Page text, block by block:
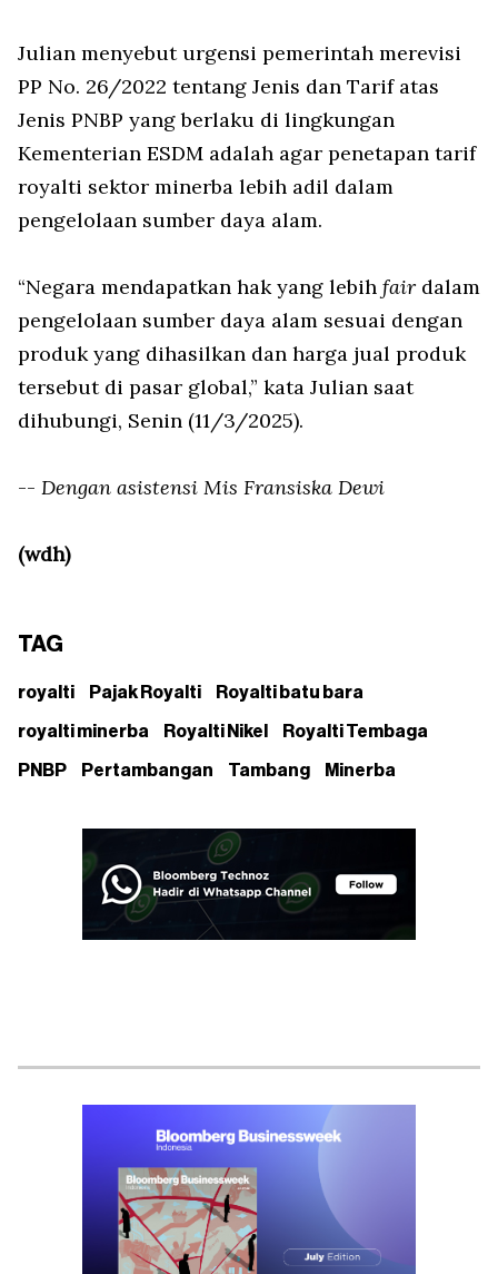
Julian menyebut urgensi pemerintah merevisi
PP No. 26/2022 tentang Jenis dan Tarif atas
Jenis PNBP yang berlaku di lingkungan
Kementerian ESDM adalah agar penetapan tarif
royalti sektor minerba lebih adil dalam
pengelolaan sumber daya alam.
“Negara mendapatkan hak yang lebih fair dalam
pengelolaan sumber daya alam sesuai dengan
produk yang dihasilkan dan harga jual produk
tersebut di pasar global,” kata Julian saat
dihubungi, Senin (11/3/2025).
-- Dengan asistensi Mis Fransiska Dewi
(wdh)
TAG
royalti Pajak Royalti Royalti batu bara
royalti minerba Royalti Nikel Royalti Tembaga
PNBP Pertambangan Tambang Minerba